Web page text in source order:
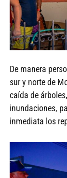
De manera
sur y norte de
caída de
inundaciones,
inmediata los